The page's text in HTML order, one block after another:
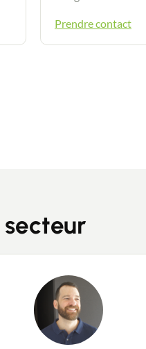
Prendre contact